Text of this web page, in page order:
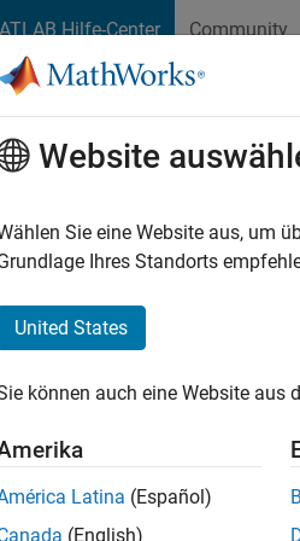
Hilfe-Center Community
Hardware
and Device Driver Blocks
System Block
Step
8
Website
Sie eine Website aus, um
Ihres Standorts
United States
können auch eine Website aus
Latina (Español)
(English)